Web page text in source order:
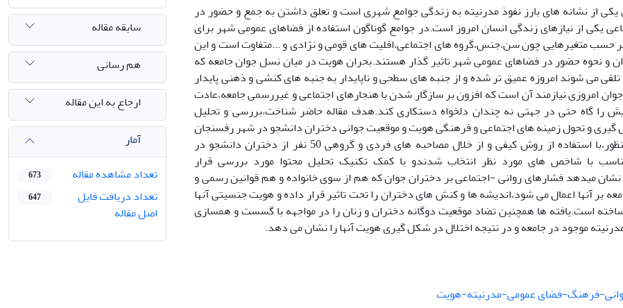
از نشانه های بارز نفوذ مدرنیته به زندگی جوامع شهری است و تعلق داشتن به جمع و حضور در
یکی از نیازهای زندگی انسان امروز است.در جوامع گوناگون استفاده از فضاهای عمومی شهر برای
حسب متغیرهایی چون سن،جنس،گروه های اجتماعی،اقلیت های قومی و نژادی و ...متفاوت است و این
و نحوه حضور در فضاهای عمومی شهر تاثیر گذار هستند.بحران هویت در میان نسل جوان جامعه که
می شوند امروزه عمیق تر شده و از جنبه های سطحی و ناپایدار به جنبه های کنشی و ذهنی پایدار
امروزی نیازمند آن است که افزون بر سازگار شدن با هنجارهای اجتماعی و غیررسمی جامعه،عادت
را گاه حتی در جهتی نه چندان دلخواه دستکاری کند.هدف مقاله حاضر شناخت،بررسی و تحلیل
و تحول زمینه های اجتماعی و فرهنگی هویت و موقعیت جوانی دختران دانشجو در شهر رفسنجان
است.بیدن منظور،با استفاده از روش کیفی و از خلال مصاحبه های فردی و گروهی 50 نفر از دختران دانشجو در
با شاخص های مورد نظر انتخاب شدندو با کمک تکنیک تحلیل محتوا مورد بررسی قرار
نشان میدهد فشارهای روانی -اجتماعی بر دختران جوان که هم از سوی خانواده و هم قوانین رسمی و
بر آنها اعمال می شود،اندیشه ها و کنش های دختران را تحت تاثیر قرار داده و هویت جنسیتی آنها
است.یافته ها همچنین تضاد موقعیت دوگانه دختران و زنان را در مواجهه با گسست و همسازی
موجود در جامعه و در نتیجه اختلال در شکل گیری هویت آنها را نشان می دهد.
فرهنگ-فضای عمومی-مدرنیته-هویت
سابقه مقاله
هم رسانی
ارجاع به این مقاله
آمار
تعداد مشاهده مقاله
673
تعداد دریافت فایل
اصل مقاله
647